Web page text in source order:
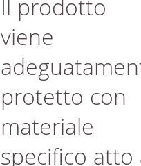
Il prodotto
viene
protetto con
materiale
specifico atto